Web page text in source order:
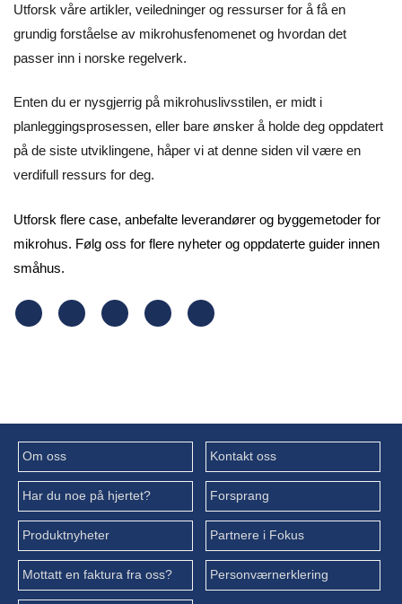
Utforsk våre artikler, veiledninger og ressurser for å få en
grundig forståelse av mikrohusfenomenet og hvordan det
passer inn i norske regelverk.
Enten du er nysgjerrig på mikrohuslivsstilen, er midt i
planleggingsprosessen, eller bare ønsker å holde deg oppdatert
på de siste utviklingene, håper vi at denne siden vil være en
verdifull ressurs for deg.
Utforsk flere case, anbefalte leverandører og byggemetoder for
mikrohus. Følg oss for flere nyheter og oppdaterte guider innen
småhus.
Om oss Kontakt oss
Har du noe på hjertet? Forsprang
Produktnyheter Partnere i Fokus
Mottatt en faktura fra oss? Personværnerklering